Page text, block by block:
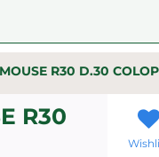
R30 D.30
R30